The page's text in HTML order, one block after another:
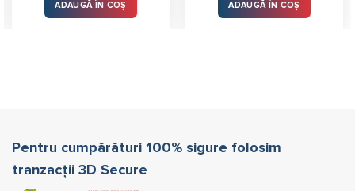
ADAUGĂ ÎN COȘ ADAUGĂ ÎN COȘ
Pentru cumpărături 100% sigure folosim
tranzacții 3D Secure